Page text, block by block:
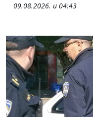
09.08.2026. u 04:43